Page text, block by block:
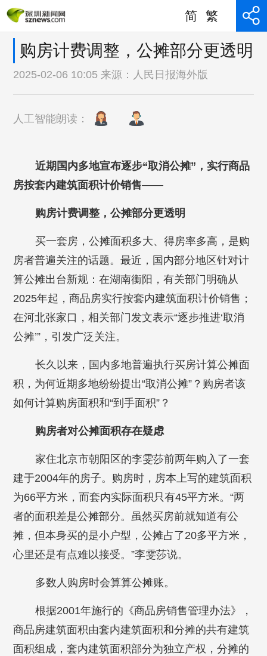
简 繁
购房计费调整，公摊部分更透明
2025-02-06 10:05 来源： 人民日报海外版
人工智能朗读：
近期国内多地宣布逐步“取消公摊”，实行商品
房按套内建筑面积计价销售——
购房计费调整，公摊部分更透明
买一套房，公摊面积多大、得房率多高，是购
房者普遍关注的话题。最近，国内部分地区针对计
算公摊出台新规：在湖南衡阳，有关部门明确从
2025年起，商品房实行按套内建筑面积计价销售；
在河北张家口，相关部门发文表示“逐步推进‘取消
公摊’”，引发广泛关注。
长久以来，国内多地普遍执行买房计算公摊面
积，为何近期多地纷纷提出“取消公摊”？购房者该
如何计算购房面积和“到手面积”？
购房者对公摊面积存在疑虑
家住北京市朝阳区的李雯莎前两年购入了一套
建于2004年的房子。购房时，房本上写的建筑面积
为66平方米，而套内实际面积只有45平方米。“两
者的面积差是公摊部分。虽然买房前就知道有公
摊，但本身买的是小户型，公摊占了20多平方米，
心里还是有点难以接受。”李雯莎说。
多数人购房时会算算公摊账。
根据2001年施行的《商品房销售管理办法》，
商品房建筑面积由套内建筑面积和分摊的共有建筑
面积组成，套内建筑面积部分为独立产权，分摊的